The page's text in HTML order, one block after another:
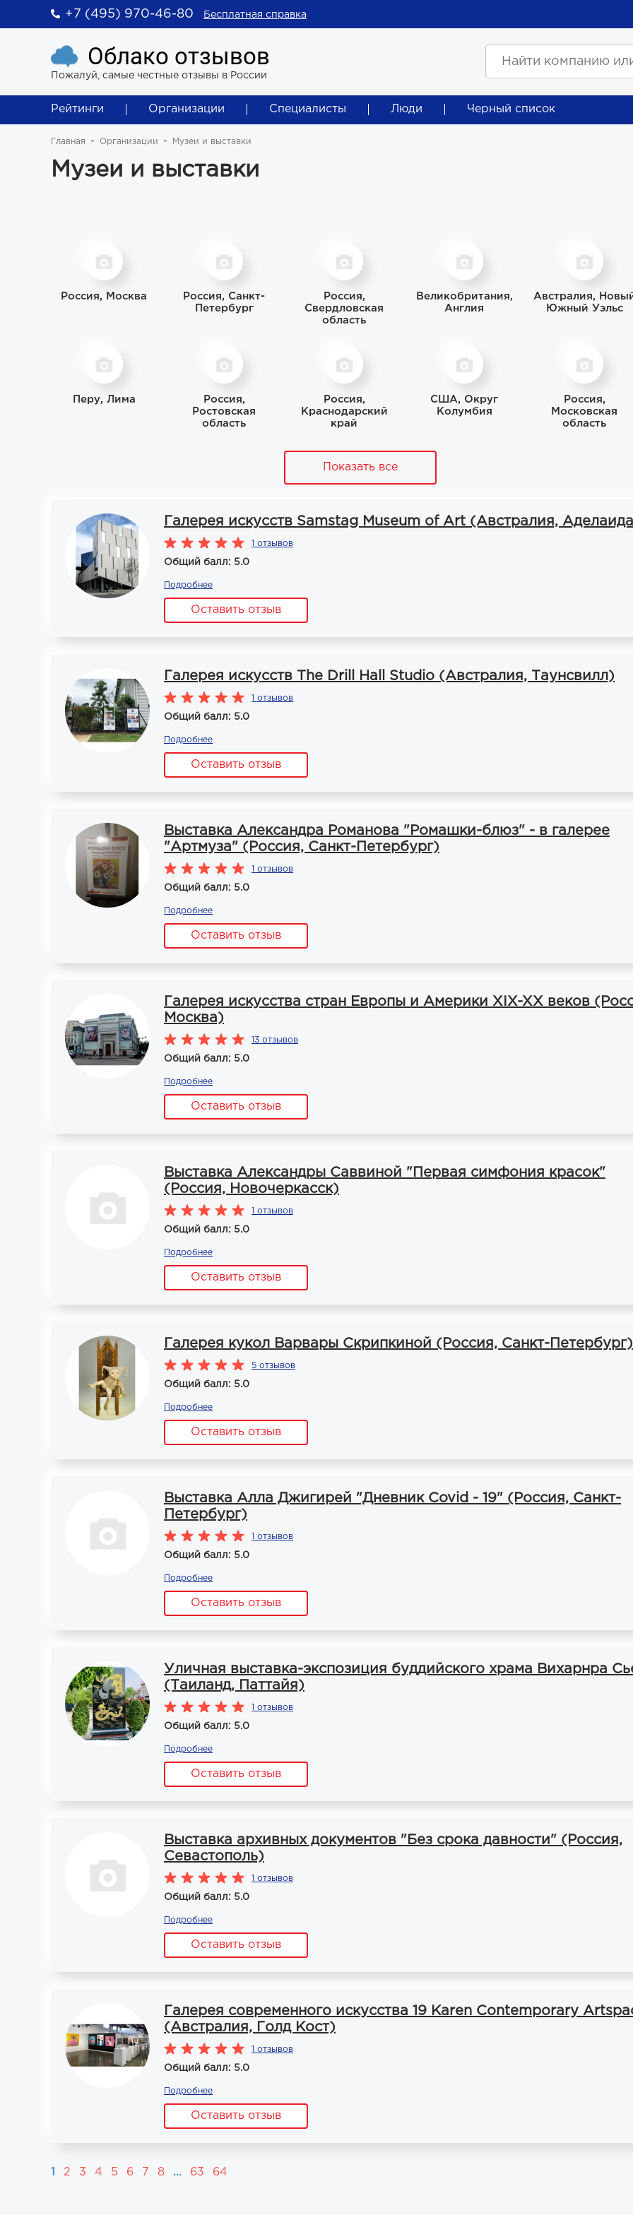
+7 (495) 970-46-80 Бесплатная справка
Облако отзывов
Пожалуй, самые честные отзывы в России
Рейтинги Организации Специалисты Люди Черный список
Главная Организации Музеи и выставки
Музеи и выставки
Россия, Москва
Россия, Санкт-
Петербург
Россия,
Свердловская
область
Великобритания,
Англия
Австралия,
Южный Уэльс
Перу, Лима
Россия,
Ростовская
область
Россия,
Краснодарский
край
США, Округ
Колумбия
Россия,
Московская
область
Показать все
Галерея искусств Samstag Museum of Art (Австралия,
1 отзывов
Общий балл: 5.0
Подробнее
Оставить отзыв
Галерея искусств The Drill Hall Studio (Австралия, Таунсвилл)
1 отзывов
Общий балл: 5.0
Подробнее
Оставить отзыв
Выставка Александра Романова "Ромашки-блюз" - в галерее
"Артмуза" (Россия, Санкт-Петербург)
1 отзывов
Общий балл: 5.0
Подробнее
Оставить отзыв
Галерея искусства стран Европы и Америки XIX-XX веков
Москва)
13 отзывов
Общий балл: 5.0
Подробнее
Оставить отзыв
Выставка Александры Саввиной "Первая симфония красок"
(Россия, Новочеркасск)
1 отзывов
Общий балл: 5.0
Подробнее
Оставить отзыв
Галерея кукол Варвары Скрипкиной (Россия, Санкт-Петербург)
5 отзывов
Общий балл: 5.0
Подробнее
Оставить отзыв
Выставка Алла Джигирей "Дневник Covid - 19" (Россия, Санкт-
Петербург)
1 отзывов
Общий балл: 5.0
Подробнее
Оставить отзыв
Уличная выставка-экспозиция буддийского храма Вихарнра
(Таиланд, Паттайя)
1 отзывов
Общий балл: 5.0
Подробнее
Оставить отзыв
Выставка архивных документов "Без срока давности" (Россия,
Севастополь)
1 отзывов
Общий балл: 5.0
Подробнее
Оставить отзыв
Галерея современного искусства 19 Karen Contemporary
(Австралия, Голд Кост)
1 отзывов
Общий балл: 5.0
Подробнее
Оставить отзыв
1 2 3 4 5 6 7 8 ... 63 64